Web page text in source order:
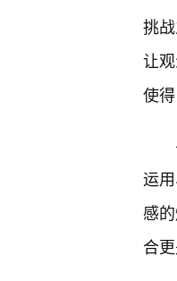
挑
让
使
运
感
合